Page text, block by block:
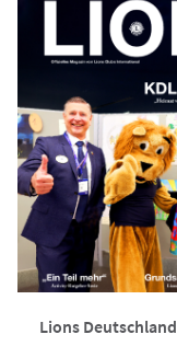
Lions Deutschland